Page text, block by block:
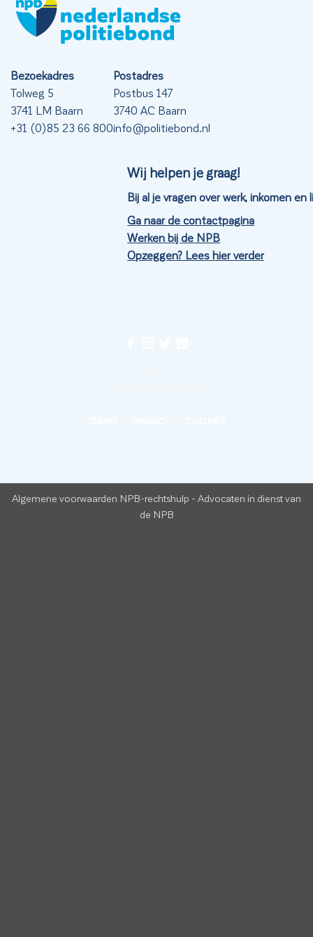
Bezoekadres
Tolweg 5
3741 LM Baarn
+31 (0)85 23 66 800
Postadres
Postbus 147
3740 AC Baarn
info@politiebond.nl
Wij helpen je graag!
Bij al je vragen over werk, inkomen en
Ga naar de contactpagina
Werken bij de NPB
Opzeggen? Lees hier verder
Algemene voorwaarden NPB-rechtshulp - Advocaten in dienst van
de NPB